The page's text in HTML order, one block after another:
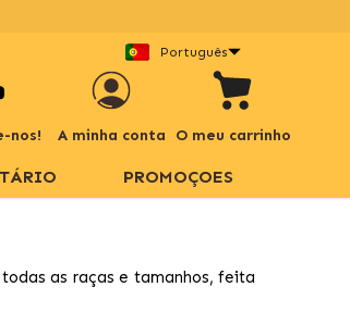
Português
nos! A minha conta O meu carrinho
PROMOÇOES
as raças e tamanhos, feita